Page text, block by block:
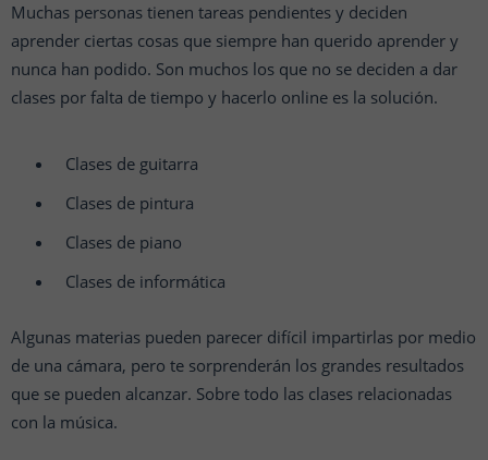
Muchas personas tienen tareas pendientes y deciden
aprender ciertas cosas que siempre han querido aprender y
nunca han podido. Son muchos los que no se deciden a dar
clases por falta de tiempo y hacerlo online es la solución.
Clases de guitarra
Clases de pintura
Clases de piano
Clases de informática
Algunas materias pueden parecer difícil impartirlas por medio
de una cámara, pero te sorprenderán los grandes resultados
que se pueden alcanzar. Sobre todo las clases relacionadas
con la música.